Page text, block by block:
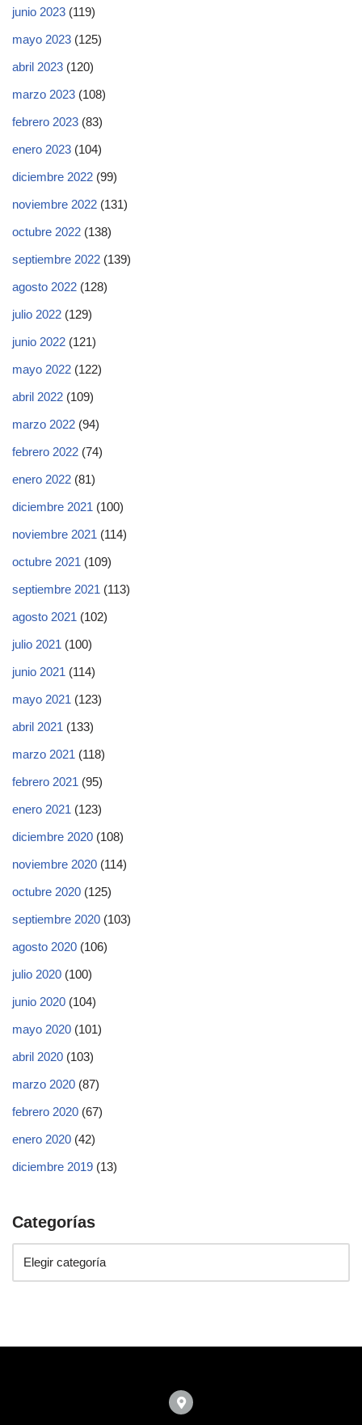
junio 2023 (119)
mayo 2023 (125)
abril 2023 (120)
marzo 2023 (108)
febrero 2023 (83)
enero 2023 (104)
diciembre 2022 (99)
noviembre 2022 (131)
octubre 2022 (138)
septiembre 2022 (139)
agosto 2022 (128)
julio 2022 (129)
junio 2022 (121)
mayo 2022 (122)
abril 2022 (109)
marzo 2022 (94)
febrero 2022 (74)
enero 2022 (81)
diciembre 2021 (100)
noviembre 2021 (114)
octubre 2021 (109)
septiembre 2021 (113)
agosto 2021 (102)
julio 2021 (100)
junio 2021 (114)
mayo 2021 (123)
abril 2021 (133)
marzo 2021 (118)
febrero 2021 (95)
enero 2021 (123)
diciembre 2020 (108)
noviembre 2020 (114)
octubre 2020 (125)
septiembre 2020 (103)
agosto 2020 (106)
julio 2020 (100)
junio 2020 (104)
mayo 2020 (101)
abril 2020 (103)
marzo 2020 (87)
febrero 2020 (67)
enero 2020 (42)
diciembre 2019 (13)
Categorías